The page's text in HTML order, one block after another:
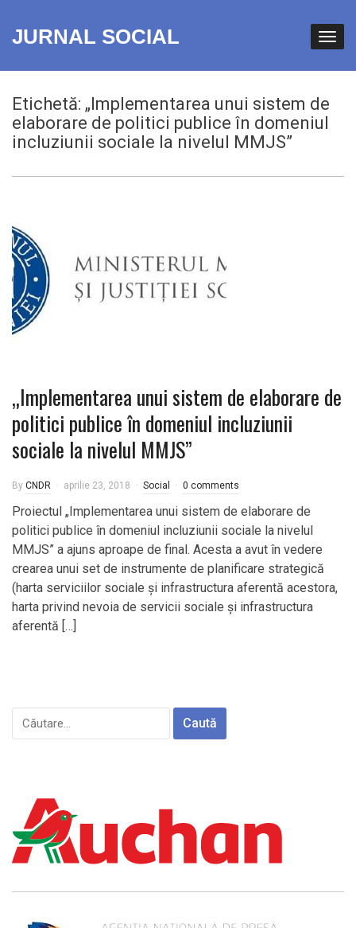
JURNAL SOCIAL
Etichetă: „Implementarea unui sistem de
elaborare de politici publice în domeniul
incluziunii sociale la nivelul MMJS”
„Implementarea unui sistem de elaborare de
politici publice în domeniul incluziunii
sociale la nivelul MMJS”
By CNDR aprilie 23, 2018 Social 0 comments
Proiectul „Implementarea unui sistem de elaborare de
politici publice în domeniul incluziunii sociale la nivelul
MMJS” a ajuns aproape de final. Acesta a avut în vedere
crearea unui set de instrumente de planificare strategică
(harta serviciilor sociale și infrastructura aferentă acestora,
harta privind nevoia de servicii sociale și infrastructura
aferentă […]
Caută
după: